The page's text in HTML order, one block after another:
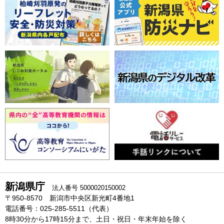
新潟県庁 法人番号 5000020150002
〒950-8570 新潟市中央区新光町4番地1
電話番号：025-285-5511（代表）
8時30分から17時15分まで、土日・祝日・年末年始を除く